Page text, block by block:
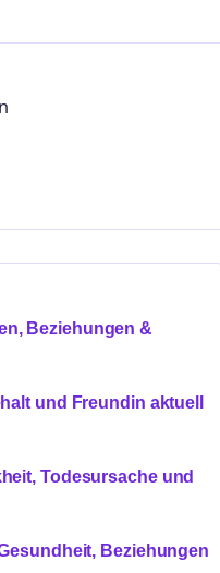
Beziehungen &
und Freundin aktuell
Todesursache und
Beziehungen